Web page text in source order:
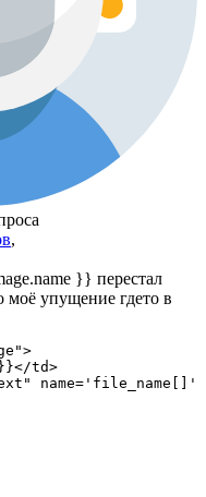
,
}} перестал
моё упущение гдето в